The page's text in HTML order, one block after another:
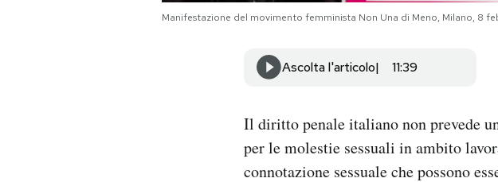
Manifestazione del movimento femminista Non Una di Meno, Milano, 8
Ascolta l'articolo 11:39
Il diritto penale italiano non prevede
per le molestie sessuali in ambito
connotazione sessuale che possono